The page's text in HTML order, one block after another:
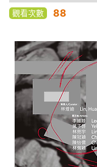
觀看次數 88